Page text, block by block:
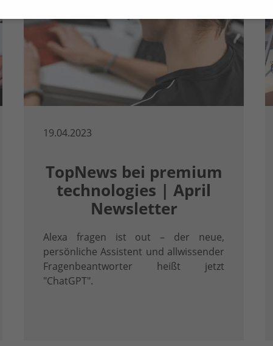
19.04.2023
TopNews bei premium
technologies | April
Newsletter
Alexa fragen ist out – der neue,
persönliche Assistent und allwissender
Fragenbeantworter heißt jetzt
"ChatGPT".